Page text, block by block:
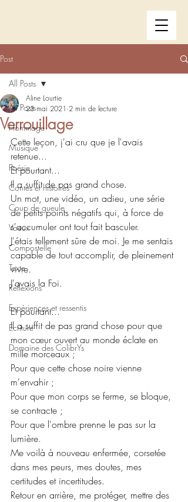
Post
All Posts
Hommage
Musique
Poésie
Contes et histoires
Coup de gueule
Voeux
Compostelle
Texte
Réflexions
Expériences et ressentis
Ecriture
Domaine des ColibrYs
All Posts
Verrouillage
Aline Lourtie
23 mai 2021 2 min de lecture
Cette leçon, j'ai cru que je l'avais
retenue...
Et pourtant...
Il a suffit de pas grand chose.
Un mot, une vidéo, un adieu, une série
de petits points négatifs qui, à force de
s'accumuler ont tout fait basculer.
J'étais tellement sûre de moi. Je me sentais
capable de tout accomplir, de pleinement
vivre.
J'avais la Foi.
Et pourtant...
Il a suffit de pas grand chose pour que
mon cœur ouvert au monde éclate en
mille morceaux ;
Pour que cette chose noire vienne
m'envahir ;
Pour que mon corps se ferme, se bloque,
se contracte ;
Pour que l'ombre prenne le pas sur la
lumière.
Me voilà à nouveau enfermée, corsetée
dans mes peurs, mes doutes, mes
certitudes et incertitudes.
Retour en arrière, me protéger, mettre des